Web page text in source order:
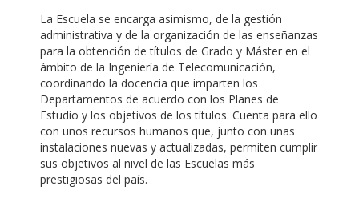
La Escuela se encarga asimismo, de la gestión
administrativa y de la organización de las enseñanzas
para la obtención de títulos de Grado y Máster en el
ámbito de la Ingeniería de Telecomunicación,
coordinando la docencia que imparten los
Departamentos de acuerdo con los Planes de
Estudio y los objetivos de los títulos. Cuenta para ello
con unos recursos humanos que, junto con unas
instalaciones nuevas y actualizadas, permiten cumplir
sus objetivos al nivel de las Escuelas más
prestigiosas del país.